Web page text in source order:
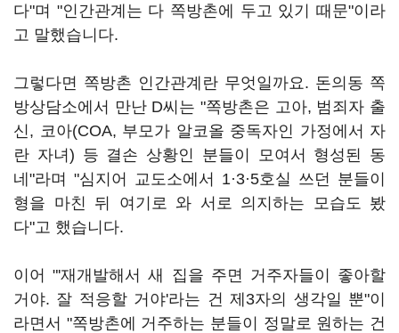
다"며 "인간관계는 다 쪽방촌에 두고 있기 때문"이라
고 말했습니다.
그렇다면 쪽방촌 인간관계란 무엇일까요. 돈의동 쪽
방상담소에서 만난 D씨는 "쪽방촌은 고아, 범죄자 출
신, 코아(COA, 부모가 알코올 중독자인 가정에서 자
란 자녀) 등 결손 상황인 분들이 모여서 형성된 동
네"라며 "심지어 교도소에서 1·3·5호실 쓰던 분들이
형을 마친 뒤 여기로 와 서로 의지하는 모습도 봤
다"고 했습니다.
이어 "'재개발해서 새 집을 주면 거주자들이 좋아할
거야. 잘 적응할 거야'라는 건 제3자의 생각일 뿐"이
라면서 "쪽방촌에 거주하는 분들이 정말로 원하는 건